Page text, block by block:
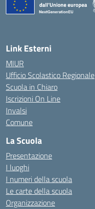
Link Esterni
MIUR
Ufficio Scolastico Regionale
Scuola in Chiaro
Iscrizioni On Line
Invalsi
Comune
La Scuola
Presentazione
I luoghi
I numeri della scuola
Le carte della scuola
Organizzazione